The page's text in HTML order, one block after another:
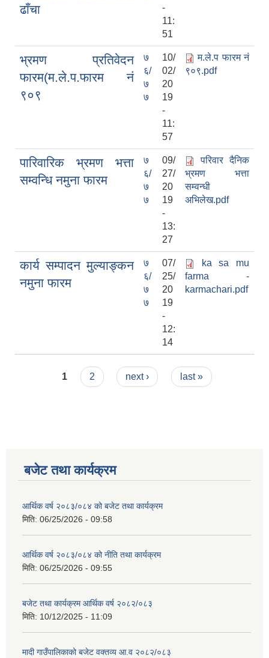
ढाँचा
-
11:
51
भ्रमण प्रतिवेदन
फारम(म.ले.प.फारम नं
९०९
७
६/
७
७
10/
02/
20
19
-
11:
57
म.ले.प फारम नं
९०९.pdf
पारिवारिक भ्रमण भत्ता
सम्वन्धि नमुना फारम
७
६/
७
७
09/
27/
20
19
-
13:
27
परिवार दैनिक
भ्रमण भत्ता
सम्वन्धी
अभिलेख.pdf
कार्य सम्पादन मुल्याङ्कन
नमुना फारम
७
६/
७
७
07/
25/
20
19
-
12:
14
ka sa mu
farma -
karmachari.pdf
Pages
1 2 next › last »
बजेट तथा कार्यक्रम
आर्थिक वर्ष २०८३/०८४ को बजेट तथा कार्यक्रम
मिति: 06/25/2026 - 09:58
आर्थिक वर्ष २०८३/०८४ को नीति तथा कार्यक्रम
मिति: 06/25/2026 - 09:55
बजेट तथा कार्यक्रम आर्थिक वर्ष २०८२/०८३
मिति: 10/12/2025 - 11:09
मादी गाउँपालिकाको बजेट वक्तव्य आ.व २०८२/०८३